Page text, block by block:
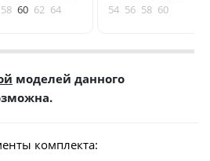
58 60 62 64
54 56 58 60
моделей данного
комплекта: